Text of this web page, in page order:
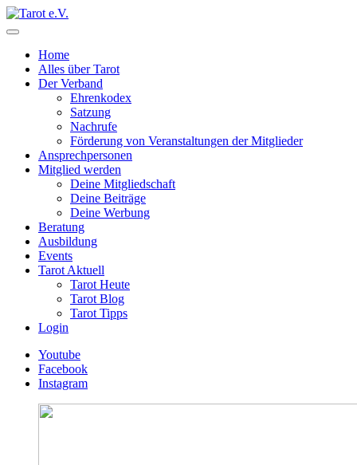
Home
Alles über Tarot
Der Verband
Ehrenkodex
Satzung
Nachrufe
Förderung von Veranstaltungen der Mitglieder
Ansprechpersonen
Mitglied werden
Deine Mitgliedschaft
Deine Beiträge
Deine Werbung
Beratung
Ausbildung
Events
Tarot Aktuell
Tarot Heute
Tarot Blog
Tarot Tipps
Login
Youtube
Facebook
Instagram